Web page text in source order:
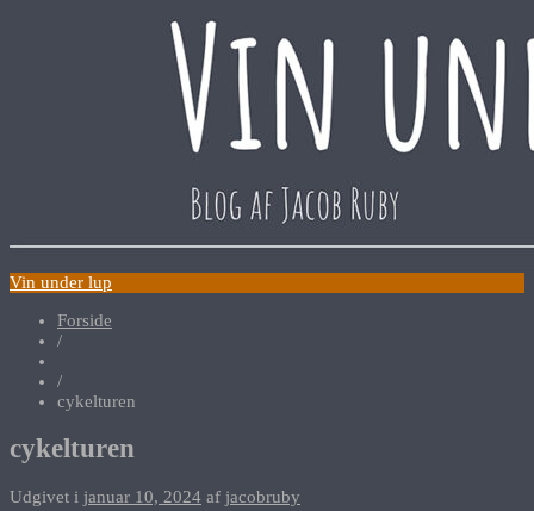
Vin under lup
Forside
/
/
cykelturen
cykelturen
Udgivet i januar 10, 2024 af jacobruby